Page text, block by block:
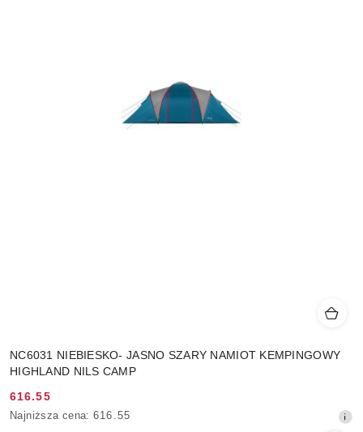
NC6031 NIEBIESKO- JASNO SZARY NAMIOT KEMPINGOWY
HIGHLAND NILS CAMP
Cena
promocyjna:
616.55
Najniższa
Najniższa cena: 616.55